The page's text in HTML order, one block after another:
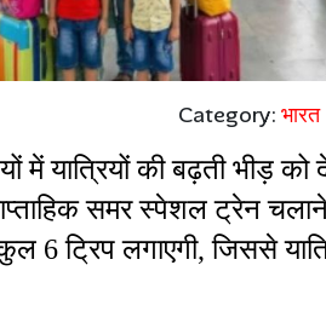
Category: भारत
में यात्रियों की बढ़ती भीड़
समर स्पेशल ट्रेन
ट्रिप लगाएगी, जिससे